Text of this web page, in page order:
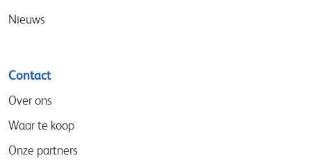
Nieuws
Contact
Over ons
Waar te koop
Onze partners